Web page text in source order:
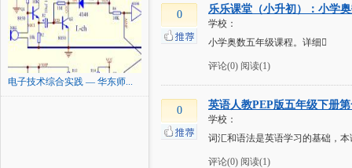
电子技术综合实践 — 华东师...
0 乐乐课堂（小升初）：小学
学校：
小学奥数五年级课程。详细
评论(0) 阅读(1)
0 英语人教PEP版五年级下册
学校：
词汇和语法是英语学习的基础，
评论(0) 阅读(1)